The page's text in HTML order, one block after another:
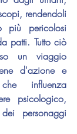
rendendoli
più pericolosi
patti. Tutto ciò
un viaggio
d'azione e
influenza
psicologico,
personaggi